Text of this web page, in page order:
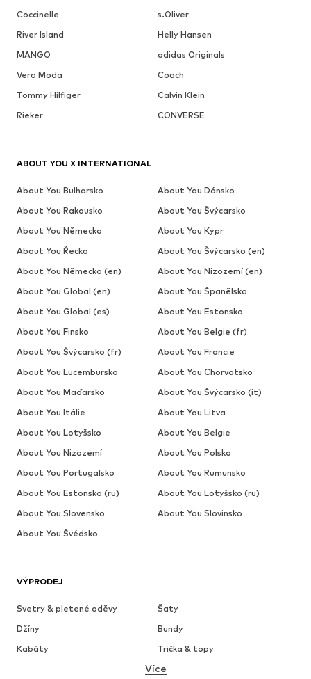
Coccinelle
s.Oliver
River Island
Helly Hansen
MANGO
adidas Originals
Vero Moda
Coach
Tommy Hilfiger
Calvin Klein
Rieker
CONVERSE
VÝPRODEJ
Svetry & pletené oděvy
Šaty
Džíny
Bundy
Kabáty
Trička & topy
Spodní prádlo
Více
ABOUT YOU X INTERNATIONAL
About You Bulharsko
About You Dánsko
About You Rakousko
About You Švýcarsko
About You Německo
About You Kypr
About You Řecko
About You Švýcarsko (en)
About You Německo (en)
About You Nizozemí (en)
About You Global (en)
About You Španělsko
About You Global (es)
About You Estonsko
About You Finsko
About You Belgie (fr)
About You Švýcarsko (fr)
About You Francie
About You Lucembursko
About You Chorvatsko
About You Maďarsko
About You Švýcarsko (it)
About You Itálie
About You Litva
About You Lotyšsko
About You Belgie
About You Nizozemí
About You Polsko
About You Portugalsko
About You Rumunsko
About You Estonsko (ru)
About You Lotyšsko (ru)
About You Slovensko
About You Slovinsko
About You Švédsko